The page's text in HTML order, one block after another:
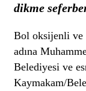
dikme
Bol oksijenli ve
adına
Belediyesi ve
Kaymakam/